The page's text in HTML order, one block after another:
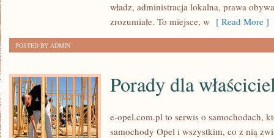
władz, administracja lokalna, prawa
zrozumiałe. To miejsce, w [ Read More ]
POSTED BY ADMIN
Porady dla
e-opel.com.pl to serwis o samochodach,
samochody Opel i wszystkim, co z nią